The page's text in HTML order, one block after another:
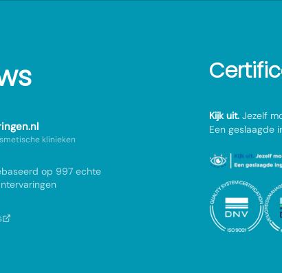
klinieken
op 997 echte
Kijk uit. Jezelf
Een geslaagde